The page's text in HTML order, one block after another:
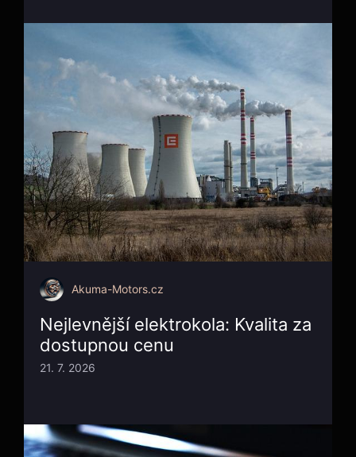
Akuma-Motors.cz
Nejlevnější elektrokola: Kvalita za
dostupnou cenu
21. 7. 2026